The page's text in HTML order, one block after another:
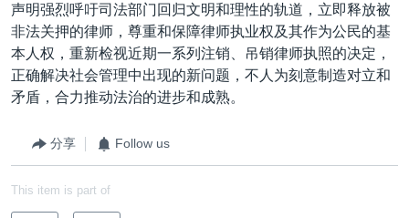
声明强烈呼吁司法部门回归文明和理性的轨道，立即释放被
非法关押的律师，尊重和保障律师执业权及其作为公民的基
本人权，重新检视近期一系列注销、吊销律师执照的决定，
正确解决社会管理中出现的新问题，不人为刻意制造对立和
矛盾，合力推动法治的进步和成熟。
分享 Follow us
This item is part of